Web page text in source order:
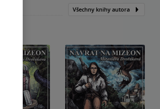
Všechny knihy autora